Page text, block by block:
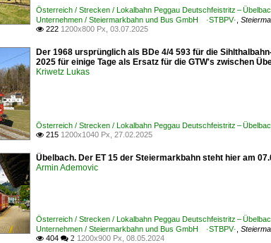
Österreich / Strecken / Lokalbahn Peggau Deutschfeistritz –
Unternehmen / Steiermarkbahn und Bus GmbH ·STBPV·
 222 1200x800 Px, 03.07.2025
Der 1968 ursprünglich als BDe 4/4 593 für die
2025 für einige Tage als Ersatz für die GTW's zwischen
Kriwetz Lukas
Österreich / Strecken / Lokalbahn Peggau Deutschfeistritz –
 215 1200x1040 Px, 27.02.2025
Übelbach. Der ET 15 der Steiermarkbahn steht hier am
Armin Ademovic
Österreich / Strecken / Lokalbahn Peggau Deutschfeistritz –
Unternehmen / Steiermarkbahn und Bus GmbH ·STBPV·
 404  2 1200x900 Px, 08.05.2024